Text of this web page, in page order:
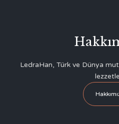
LedraHan, Türk ve Dünya